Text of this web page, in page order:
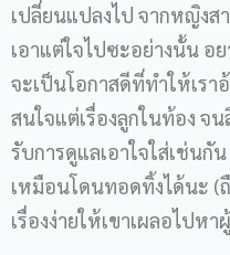
เปลี่ยนแปลงไป จากหญิงส
เอาแต่ใจไปซะอย่างนั้น อ
จะเป็นโอกาสดีที่ทำให้เรา
สนใจแต่เรื่องลูกในท้อง จน
รับการดูแลเอาใจใส่เช่นกั
เหมือนโดนทอดทิ้งได้นะ (
เรื่องง่ายให้เขาเผลอไปห